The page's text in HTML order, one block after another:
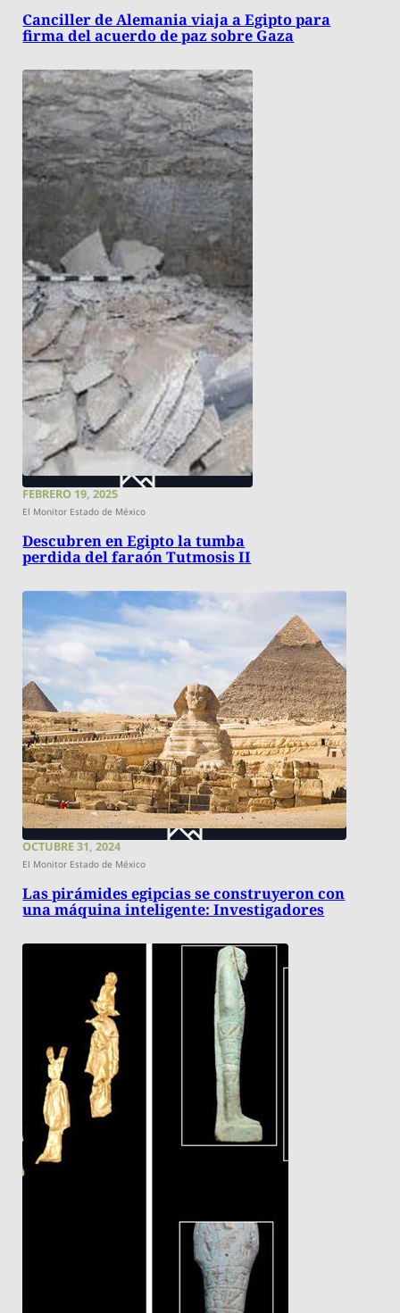
Canciller de Alemania viaja a Egipto para
firma del acuerdo de paz sobre Gaza
FEBRERO 19, 2025
El Monitor Estado de México
Descubren en Egipto la tumba
perdida del faraón Tutmosis II
OCTUBRE 31, 2024
El Monitor Estado de México
Las pirámides egipcias se construyeron con
una máquina inteligente: Investigadores